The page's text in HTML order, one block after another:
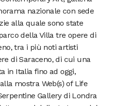
nazionale con sede
alla quale sono state
della Villa tre opere di
tra i più noti artisti
di Saraceno, di cui una
in Italia fino ad oggi,
mostra Web(s) of Life
Gallery di Londra